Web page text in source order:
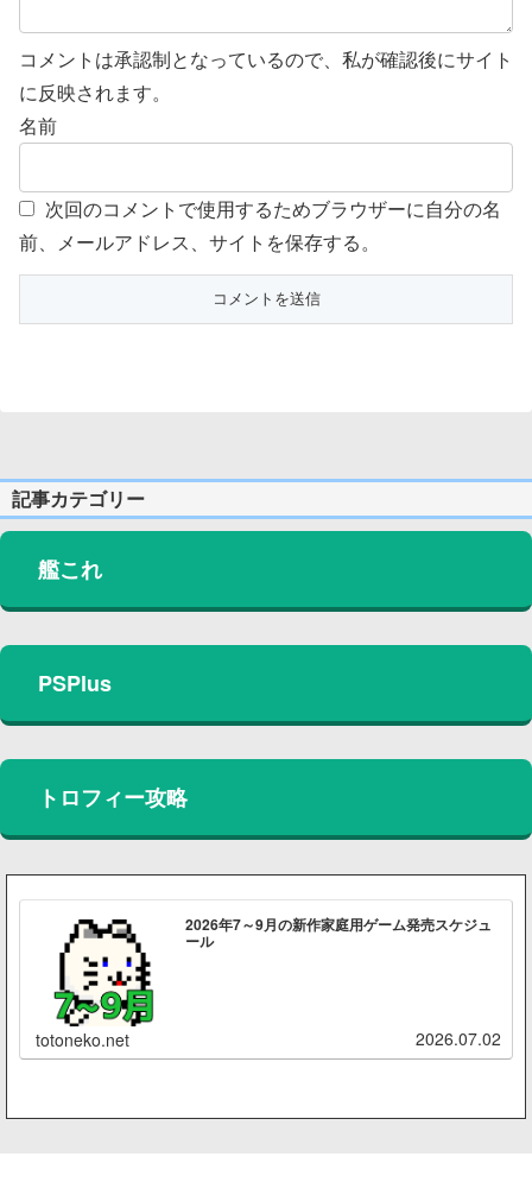
コメントは承認制となっているので、私が確認後にサイト
に反映されます。
名前
次回のコメントで使用するためブラウザーに自分の名
前、メールアドレス、サイトを保存する。
記事カテゴリー
艦これ
PSPlus
トロフィー攻略
2026年7～9月の新作家庭用ゲーム発売スケジュ
ール
totoneko.net 2026.07.02